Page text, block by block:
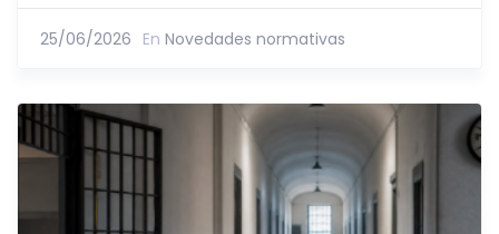
25/06/2026 En Novedades normativas